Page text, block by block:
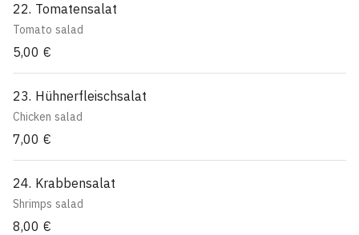
22. Tomatensalat
Tomato salad
5,00 €
23. Hühnerfleischsalat
Chicken salad
7,00 €
24. Krabbensalat
Shrimps salad
8,00 €